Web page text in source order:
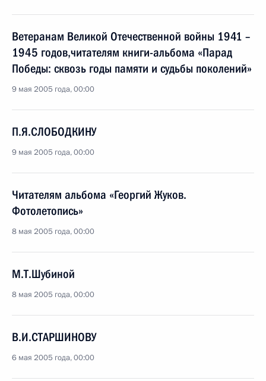
Ветеранам Великой Отечественной войны 1941 –
1945 годов,читателям книги-альбома «Парад
Победы: сквозь годы памяти и судьбы поколений»
9 мая 2005 года, 00:00
П.Я.СЛОБОДКИНУ
9 мая 2005 года, 00:00
Читателям альбома «Георгий Жуков.
Фотолетопись»
8 мая 2005 года, 00:00
М.Т.Шубиной
8 мая 2005 года, 00:00
В.И.СТАРШИНОВУ
6 мая 2005 года, 00:00